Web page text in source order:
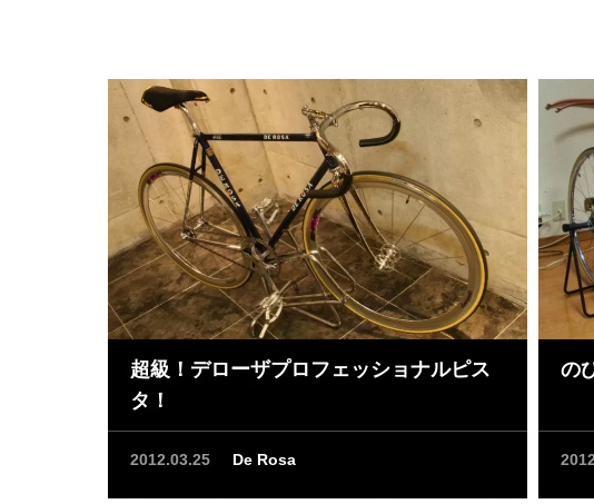
2012
超級！デローザプロフェッショナルピス
タ！
2012.03.25 De Rosa
の